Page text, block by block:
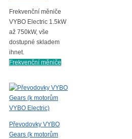
Frekvenční měniče
VYBO Electric 1.5kW
až 750kW, vše
dostupné skladem
ihnet.
Frekvenční měniče
Převodovky VYBO
Gears (k motorům